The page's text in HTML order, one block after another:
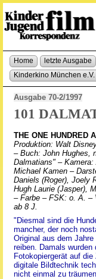
Home letzte Ausgabe
Kinderkino München e.V.
Ausgabe 70-2/1997
101
THE ONE HUNDRED
Produktion: Walt
– Buch: John Hughes,
Dalmatians" –
Michael Kamen –
Daniels (Roger), Joely
Hugh Laurie (Jasper),
– Farbe – FSK: o. A. –
ab 8 J.
"Diesmal sind die
mancher, der noch
Original aus dem
reiben. Damals wurden
Fotokopiergerät auf
digitale Bildtechnik
nicht einmal zu